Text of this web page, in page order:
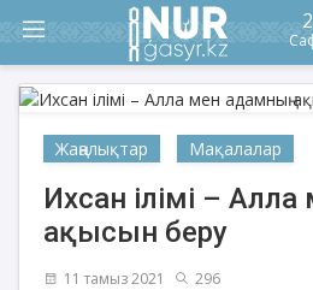
Жаңалықтар Мақалалар
Ихсан ілімі –
ақысын беру
11 тамыз 2021 296